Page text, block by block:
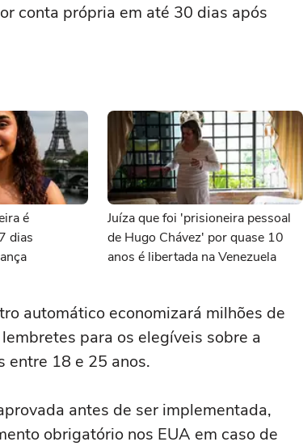
conta própria em até 30 dias após
é
dias
Juíza que foi 'prisioneira pessoal
de Hugo Chávez' por quase 10
anos é libertada na Venezuela
automático economizará milhões de
para os elegíveis sobre a
entre 18 e 25 anos.
antes de ser implementada,
obrigatório nos EUA em caso de